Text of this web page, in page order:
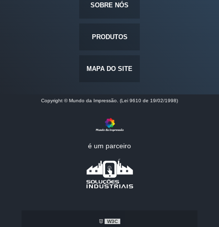
SOBRE NÓS
PRODUTOS
MAPA DO SITE
Copyright © Mundo da Impressão. (Lei 9610 de 19/02/1998)
é um parceiro
W3C